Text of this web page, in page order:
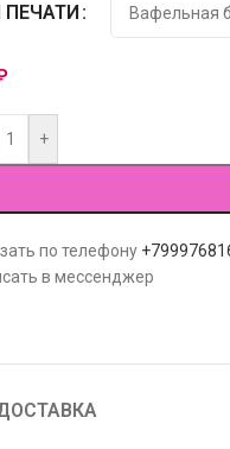
ПЕЧАТИ
+
по телефону
в мессенджер